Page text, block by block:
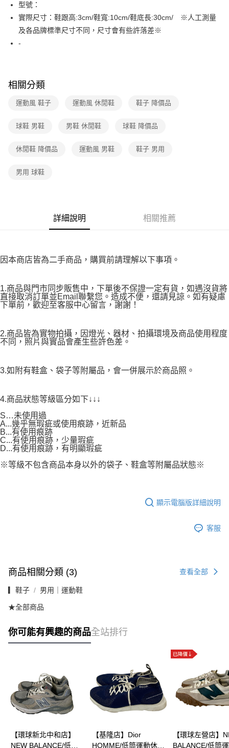
３．安心：先確認商品／服務後，再付款。
【「AFTEE先享後付」結帳流程】
１．於結帳方式選擇「AFTEE先享後付」後，將跳轉至「AFTEE先享後付」
結帳頁面，進行簡訊認證並確認金額後，即可完成結帳。
※ 請注意：結帳手續完成當下不需立刻繳費，但若您需要取消訂單，請聯絡
購買商品的店家。未經商家同意取消之訂單仍視為有效，需透過AFTEE先享
後付繳納相關費用。
客戶支援中心」
https://netprotections.freshdesk.com/support/home
【注意事項】
權轉讓予恩沛科技股份有限公司。
４．使用「AFTEE先享後付」時，將依據個別帳號之用戶狀況，依本公司即
５．嚴禁一人註冊多個帳號或使用他人資訊註冊。若發現惡意使用之情形，
恩沛科技股份有限公司將有權停止該用戶之使用額度並採取法律行動。
免運費
付款後7-11取貨
免運費
宅配
型號：
實際尺寸：鞋跟高:3cm/鞋寬:10cm/鞋底長:30cm/ ※人工測量
及各品牌標準尺寸不同，尺寸會有些許落差※
-
相關分類
運動風 鞋子 運動風 休閒鞋 鞋子 降價品
球鞋 男鞋 男鞋 休閒鞋 球鞋 降價品
休閒鞋 降價品 運動風 男鞋 鞋子 男用
男用 球鞋
詳細說明 相關推薦
因本商店皆為二手商品，購買前請理解以下事項。
1.商品與門市同步販售中，下單後不保證一定有貨，如遇沒貨將
直接取消訂單並Email聯繫您。造成不便，還請見諒。如有疑慮
下單前，歡迎至客服中心留言，謝謝！
2.商品皆為實物拍攝，因燈光、器材、拍攝環境及商品使用程度
不同，照片與實品會產生些許色差。
3.如附有鞋盒、袋子等附屬品，會一併展示於商品照。
4.商品狀態等級區分如下↓↓↓
S…未使用過
A...幾乎無瑕疵或使用痕跡，近新品
B...有使用痕跡
C...有使用痕跡，少量瑕疵
D...有使用痕跡，有明顯瑕疵
※等級不包含商品本身以外的袋子、鞋盒等附屬品狀態※
顯示電腦版詳細說明
客服
商品相關分類 (3) 查看全部
▎鞋子 男用｜運動鞋
★全部商品
你可能有興趣的商品全站排行
【環球新北中和店】
NEW BALANCE/低筒
【基隆店】Dior
HOMME/低筒運動休閒
【環球左營店】
BALANCE/低筒